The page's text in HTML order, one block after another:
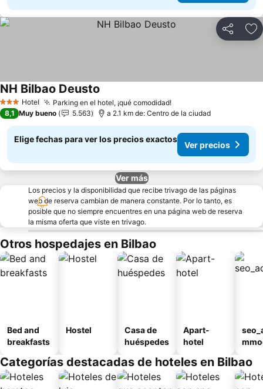
Compartir
3 Estrellas
Hotel Parking en el hotel, ¡qué comodidad!Ver precios
NH Bilbao Deusto
8,1 Muy bueno 5.563 a 2.1 km de: Centro de la ciudad
Elige fechas para ver los precios exactos
Ver precios
Ver más
Los precios y la disponibilidad que recibe trivago de las páginas
web de reserva cambian de manera constante. Por lo tanto, es
posible que no siempre encuentres en una página web de reserva
la misma oferta que viste en trivago.
Otros hospedajes en Bilbao
Bed and
breakfasts
Hostel
Casa de
huéspedes
Apart-
hotel
al
Categorías destacadas de hoteles en Bilbao